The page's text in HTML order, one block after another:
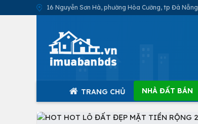
16 Nguyễn Sơn Hà, phường Hòa Cường, tp Đà Nẵng
TRANG CHỦ NHÀ ĐẤT BÁN